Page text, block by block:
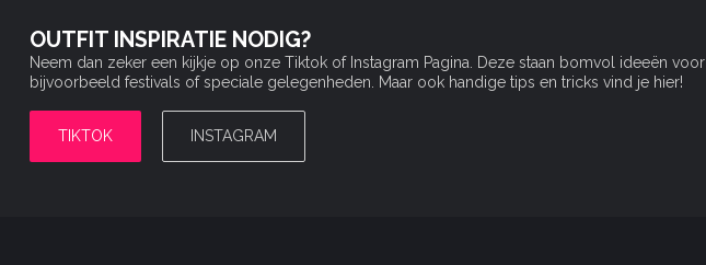
OUTFIT INSPIRATIE NODIG?
Neem dan zeker een kijkje op onze Tiktok of Instagram Pagina. Deze staan bomvol ideeën voor
bijvoorbeeld festivals of speciale gelegenheden. Maar ook handige tips en tricks vind je hier!
TIKTOK INSTAGRAM